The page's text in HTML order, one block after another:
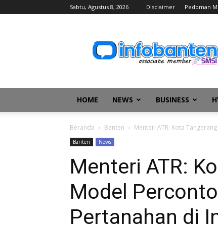
Sabtu, Agustus 8, 2026 Disclaimer Pedoman
HOME NEWS BUSINESS
Beranda Banten Menteri ATR: Kota
Banten News
Menteri ATR:
Model
Pertanahan di